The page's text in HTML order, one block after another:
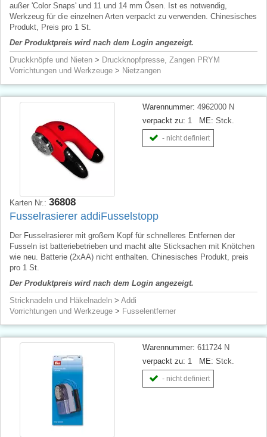
außer 'Color Snaps' und 11 und 14 mm Ösen. Ist es notwendig,
Werkzeug für die einzelnen Arten verpackt zu verwenden. Chinesisches
Produkt, Preis pro 1 St.
Der Produktpreis wird nach dem Login angezeigt.
Druckknöpfe und Nieten > Druckknopfpresse, Zangen PRYM
Vorrichtungen und Werkzeuge > Nietzangen
Warennummer: 4962000 N
verpackt zu: 1 ME: Stck.
- nicht definiert
Karten Nr.: 36808
Fusselrasierer addiFusselstopp
Der Fusselrasierer mit großem Kopf für schnelleres Entfernen der
Fusseln ist batteriebetrieben und macht alte Sticksachen mit Knötchen
wie neu. Batterie (2xAA) nicht enthalten. Chinesisches Produkt, preis
pro 1 St.
Der Produktpreis wird nach dem Login angezeigt.
Stricknadeln und Häkelnadeln > Addi
Vorrichtungen und Werkzeuge > Fusselentferner
Warennummer: 611724 N
verpackt zu: 1 ME: Stck.
- nicht definiert